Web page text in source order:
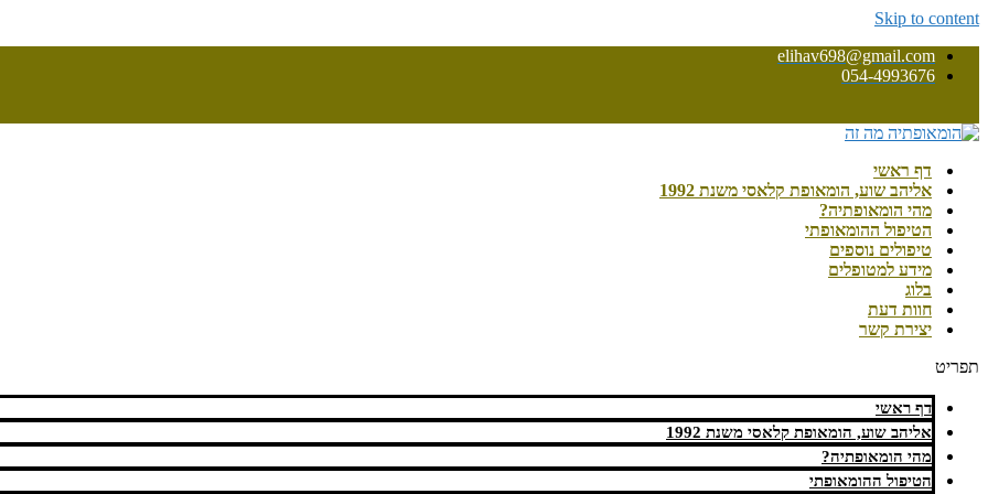
Skip to content
elihav698@gmail.com
054-4993676
דף ראשי
אליהב שוע, הומאופת קלאסי משנת 1992
מהי הומאופתיה?
הטיפול ההומאופתי
טיפולים נוספים
מידע למטופלים
בלוג
חוות דעת
יצירת קשר
תפריט
דף ראשי
אליהב שוע, הומאופת קלאסי משנת 1992
מהי הומאופתיה?
הטיפול ההומאופתי